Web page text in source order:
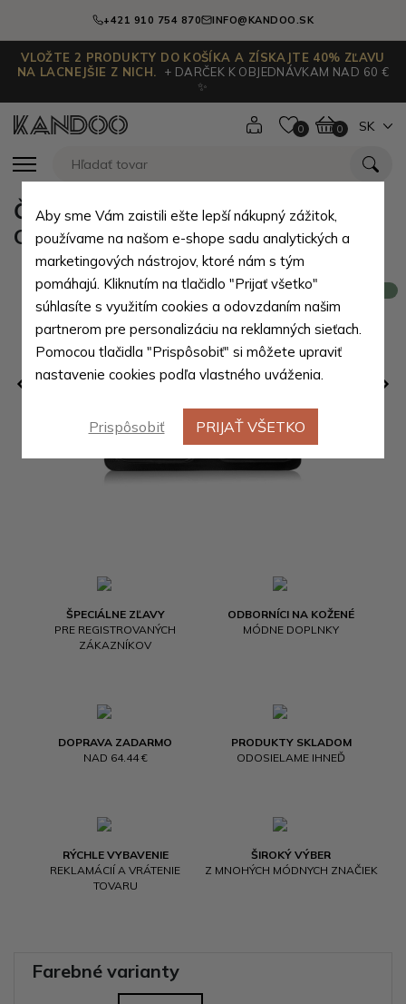
+421 910 754 870 INFO@KANDOO.SK
VLOŽTE 2 PRODUKTY DO KOŠÍKA A ZÍSKAJTE 40% ZĽAVU
NA LACNEJŠIE Z NICH.
+ DARČEK K OBJEDNÁVKAM NAD 60 €
✨
0 0 SK
ŠPECIÁLNE ZĽAVY
PRE REGISTROVANÝCH
ZÁKAZNÍKOV
ODBORNÍCI NA KOŽENÉ
MÓDNE DOPLNKY
DOPRAVA ZADARMO
NAD 64.44 €
PRODUKTY SKLADOM
ODOSIELAME IHNEĎ
RÝCHLE VYBAVENIE
REKLAMÁCIÍ A VRÁTENIE
TOVARU
ŠIROKÝ VÝBER
Z MNOHÝCH MÓDNYCH ZNAČIEK
Čierna pánska kožená aktovka
Otabek
Farebné varianty
Aby sme Vám zaistili ešte lepší nákupný zážitok,
používame na našom e-shope sadu analytických a
marketingových nástrojov, ktoré nám s tým
pomáhajú. Kliknutím na tlačidlo "Prijať všetko"
súhlasíte s využitím cookies a odovzdaním našim
partnerom pre personalizáciu na reklamných sieťach.
Pomocou tlačidla "Prispôsobiť" si môžete upraviť
nastavenie cookies podľa vlastného uváženia.
Prispôsobiť PRIJAŤ VŠETKO